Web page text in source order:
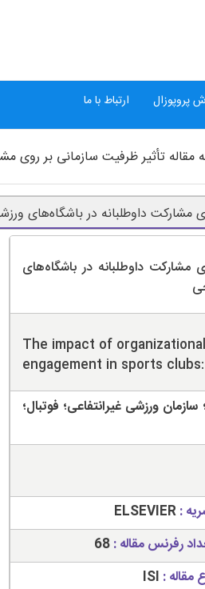
پروپوزال ارتباط با ما
مقاله تأثیر ظرفیت سازمانی بر روی
مشارکت داوطلبانه در باشگاه‌های
مشارکت داوطلبانه در باشگاه‌های
The impact of
engagement in sports
ورزشی غیرانتفاعی؛ فوتبال؛
:
ELSEVIER
رفرنس مقاله :68
مقاله : ISI